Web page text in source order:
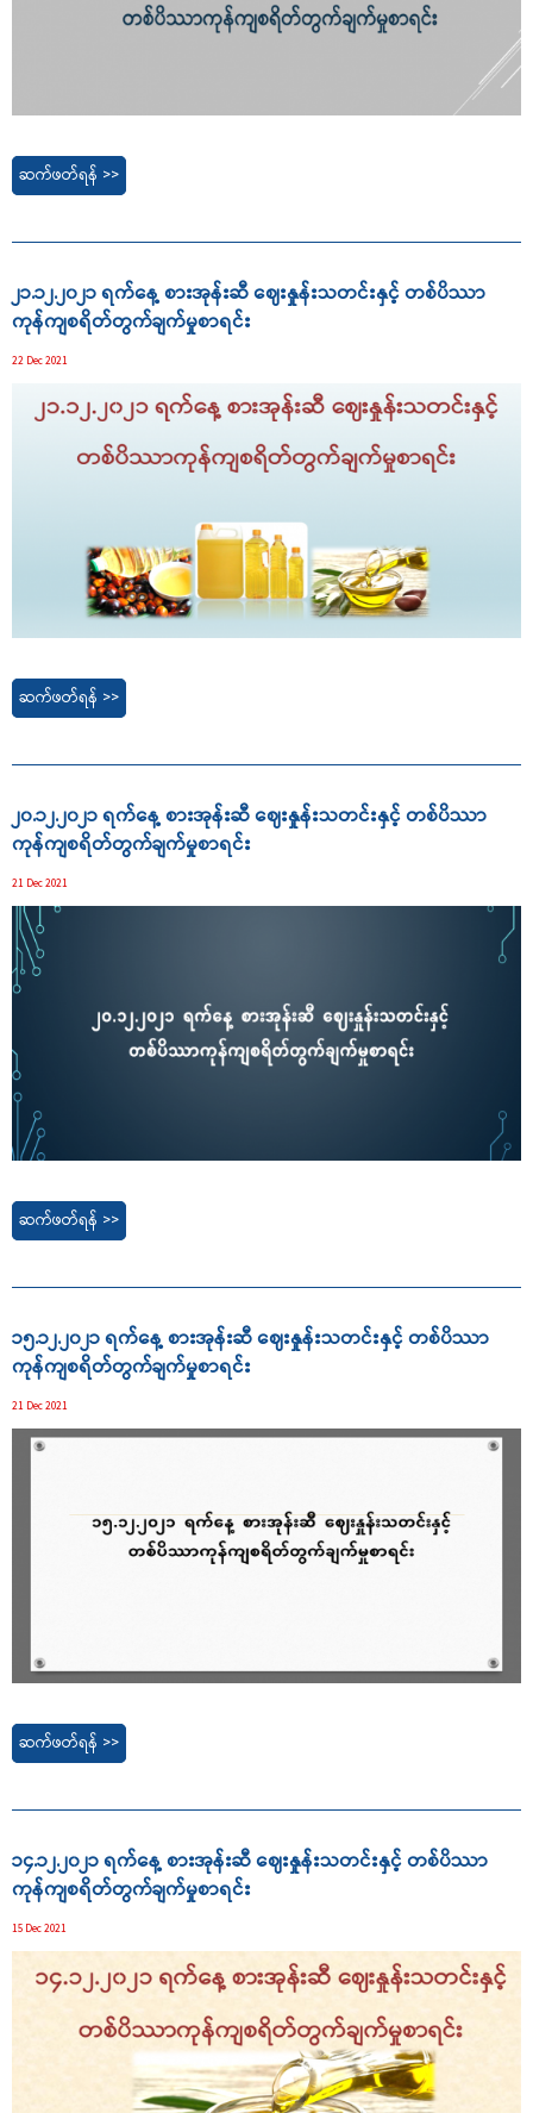
ဆက်ဖတ်ရန် >>
၂၁.၁၂.၂၀၂၁ ရက်နေ့ စားအုန်းဆီ ဈေးနှုန်းသတင်းနှင့် တစ်ပိဿာ
ကုန်ကျစရိတ်တွက်ချက်မှုစာရင်း
22 Dec 2021
ဆက်ဖတ်ရန် >>
၂၀.၁၂.၂၀၂၁ ရက်နေ့ စားအုန်းဆီ ဈေးနှုန်းသတင်းနှင့် တစ်ပိဿာ
ကုန်ကျစရိတ်တွက်ချက်မှုစာရင်း
21 Dec 2021
ဆက်ဖတ်ရန် >>
၁၅.၁၂.၂၀၂၁ ရက်နေ့ စားအုန်းဆီ ဈေးနှုန်းသတင်းနှင့် တစ်ပိဿာ
ကုန်ကျစရိတ်တွက်ချက်မှုစာရင်း
21 Dec 2021
ဆက်ဖတ်ရန် >>
၁၄.၁၂.၂၀၂၁ ရက်နေ့ စားအုန်းဆီ ဈေးနှုန်းသတင်းနှင့် တစ်ပိဿာ
ကုန်ကျစရိတ်တွက်ချက်မှုစာရင်း
15 Dec 2021